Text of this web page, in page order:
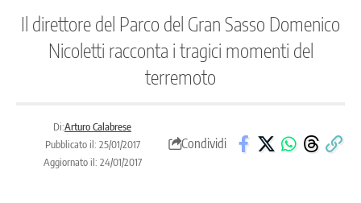
Il direttore del Parco del Gran Sasso Domenico
Nicoletti racconta i tragici momenti del
terremoto
Di:Arturo Calabrese
Pubblicato il: 25/01/2017
Aggiornato il: 24/01/2017
Condividi